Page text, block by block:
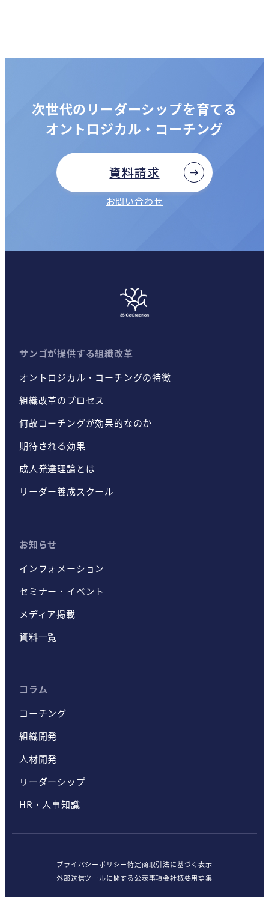
次世代のリーダーシップを育てる
オントロジカル・コーチング
資料請求
お問い合わせ
サンゴが提供する組織改革
オントロジカル・コーチングの特徴
組織改革のプロセス
何故コーチングが効果的なのか
期待される効果
成人発達理論とは
リーダー養成スクール
お知らせ
インフォメーション
セミナー・イベント
メディア掲載
資料一覧
コラム
コーチング
組織開発
人材開発
リーダーシップ
HR・人事知識
プライバシーポリシー特定商取引法に基づく表示
外部送信ツールに関する公表事項会社概要用語集